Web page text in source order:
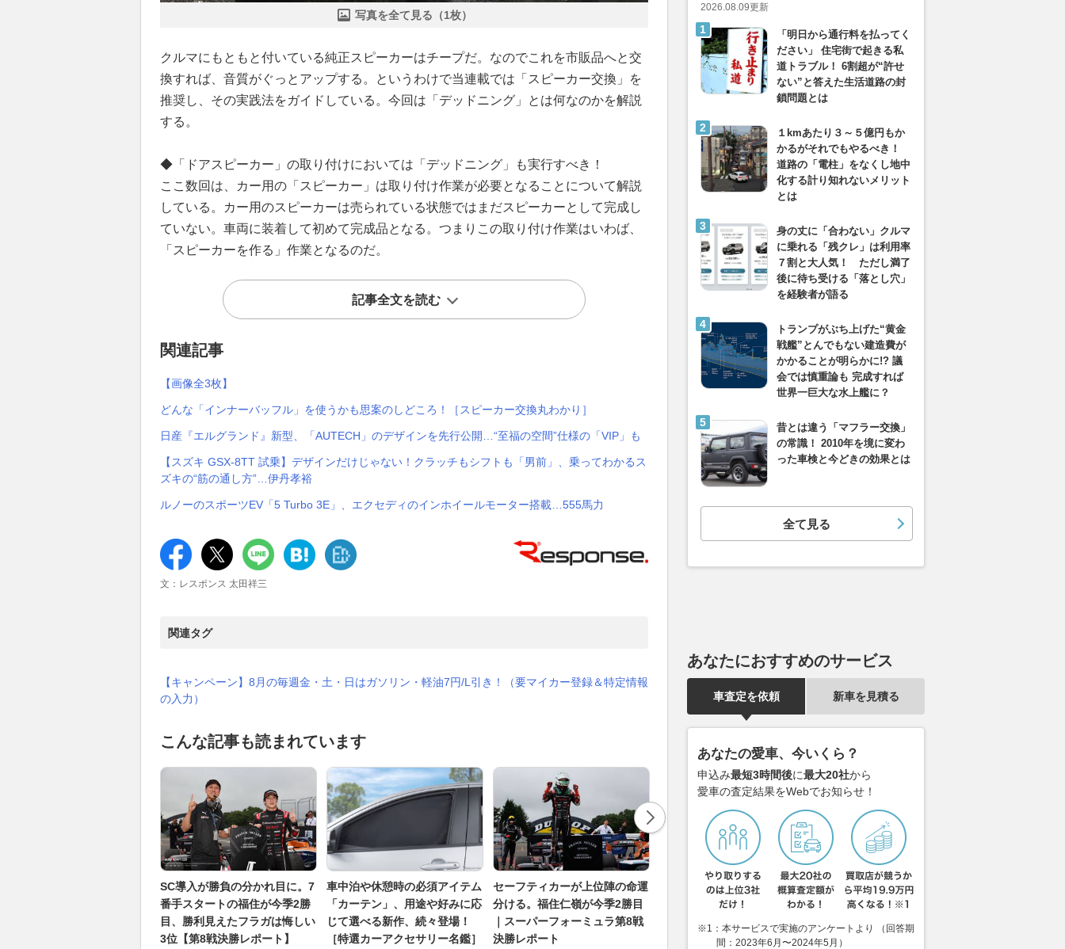
写真を全て見る（1枚）
クルマにもともと付いている純正スピーカーはチープだ。なのでこれを市販品へと交
換すれば、音質がぐっとアップする。というわけで当連載では「スピーカー交換」を
推奨し、その実践法をガイドしている。今回は「デッドニング」とは何なのかを解説
する。
◆「ドアスピーカー」の取り付けにおいては「デッドニング」も実行すべき！
ここ数回は、カー用の「スピーカー」は取り付け作業が必要となることについて解説
している。カー用のスピーカーは売られている状態ではまだスピーカーとして完成し
ていない。車両に装着して初めて完成品となる。つまりこの取り付け作業はいわば、
「スピーカーを作る」作業となるのだ。
記事全文を読む
関連記事
【画像全3枚】
どんな「インナーバッフル」を使うかも思案のしどころ！［スピーカー交換丸わかり］
日産『エルグランド』新型、「AUTECH」のデザインを先行公開…“至福の空間”仕様の「VIP」も
【スズキ GSX-8TT 試乗】デザインだけじゃない！クラッチもシフトも「男前」、乗ってわかるス
ズキの“筋の通し方”…伊丹孝裕
ルノーのスポーツEV「5 Turbo 3E」、エクセディのインホイールモーター搭載…555馬力
文：レスポンス 太田祥三
関連タグ
【キャンペーン】8月の毎週金・土・日はガソリン・軽油7円/L引き！（要マイカー登録＆特定情報
の入力）
こんな記事も読まれています
SC導入が勝負の分かれ目に。7
番手スタートの福住が今季2勝
目、勝利見えたフラガは悔しい
3位【第8戦決勝レポート】
車中泊や休憩時の必須アイテム
「カーテン」、用途や好みに応
じて選べる新作、続々登場！
［特選カーアクセサリー名鑑］
セーフティカーが上位陣の命運
分ける。福住仁嶺が今季2勝目
｜スーパーフォーミュラ第8戦
決勝レポート
“長い鼻”がドローンの脅威に対
する単純な回答!? 砲撃の “空白
地帯”を埋める画期的でごく単
純な方法とは
R32こそ最高傑作!! GT-R復活
を支えた名車！ 8代目スカイラ
インが伝説になった理由とは
2026.08.09
2026.08.09更新
「明日から通行料を払ってく
ださい」 住宅街で起きる私
道トラブル！ 6割超が“許せ
ない”と答えた生活道路の封
鎖問題とは
１kmあたり３～５億円もか
かるがそれでもやるべき！
道路の「電柱」をなくし地中
化する計り知れないメリット
とは
身の丈に「合わない」クルマ
に乗れる「残クレ」は利用率
７割と大人気！ ただし満了
後に待ち受ける「落とし穴」
を経験者が語る
トランプがぶち上げた“黄金
戦艦”とんでもない建造費が
かかることが明らかに!? 議
会では慎重論も 完成すれば
世界一巨大な水上艦に？
昔とは違う「マフラー交換」
の常識！ 2010年を境に変わ
った車検と今どきの効果とは
全て見る
あなたにおすすめのサービス
車査定を依頼 新車を見積る
あなたの愛車、今いくら？
申込み最短3時間後に最大20社から
愛車の査定結果をWebでお知らせ！
※1：本サービスで実施のアンケートより （回答期
間：2023年6月〜2024年5月）